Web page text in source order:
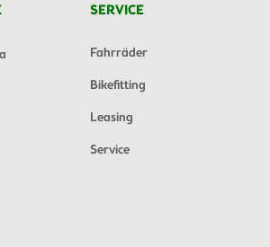
SERVICE
Fahrräder
Bikefitting
Leasing
Service